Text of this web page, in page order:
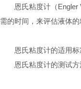
恩氏粘度计（
需的时间，来评估液体的
恩氏粘度计的适用标
恩氏粘度计的测试